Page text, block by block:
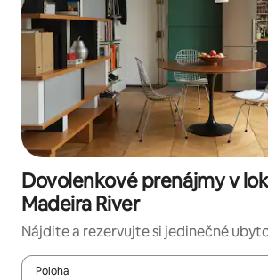
Dovolenkové prenájmy v
Madeira River
Nájdite a rezervujte si jedinečné
Poloha